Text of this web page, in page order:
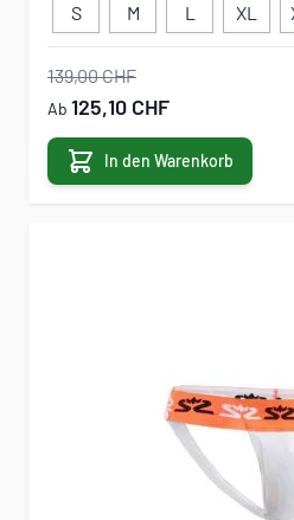
S M L XL
139,00 CHF
Ab 125,10 CHF
In den Warenkorb